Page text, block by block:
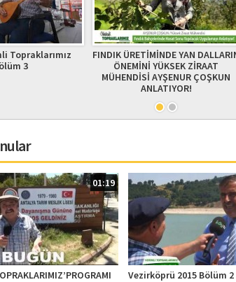
YAN DALLARIN
ZİRAAT
AYÇİÇEĞİNDE KALİTE VE YÜKSEK
VERİMİN SIRRI
01:19
Vezirköprü 2015 Bölüm 2